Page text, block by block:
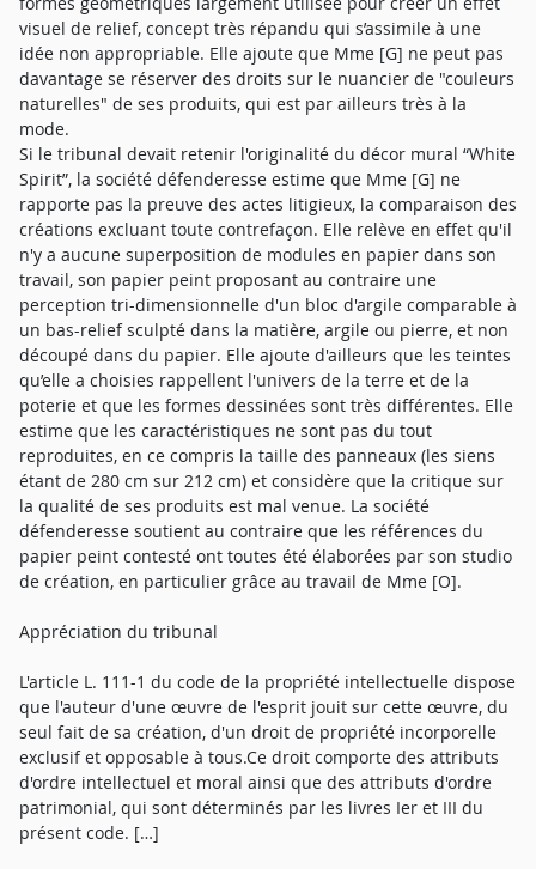
visuel de relief, concept très répandu qui s’assimile à une
idée non appropriable. Elle ajoute que Mme [G] ne peut pas
davantage se réserver des droits sur le nuancier de "couleurs
naturelles" de ses produits, qui est par ailleurs très à la
mode.
Si le tribunal devait retenir l'originalité du décor mural “White
Spirit”, la société défenderesse estime que Mme [G] ne
rapporte pas la preuve des actes litigieux, la comparaison des
créations excluant toute contrefaçon. Elle relève en effet qu'il
n'y a aucune superposition de modules en papier dans son
travail, son papier peint proposant au contraire une
perception tri-dimensionnelle d'un bloc d'argile comparable à
un bas-relief sculpté dans la matière, argile ou pierre, et non
découpé dans du papier. Elle ajoute d'ailleurs que les teintes
qu’elle a choisies rappellent l'univers de la terre et de la
poterie et que les formes dessinées sont très différentes. Elle
estime que les caractéristiques ne sont pas du tout
reproduites, en ce compris la taille des panneaux (les siens
étant de 280 cm sur 212 cm) et considère que la critique sur
la qualité de ses produits est mal venue. La société
défenderesse soutient au contraire que les références du
papier peint contesté ont toutes été élaborées par son studio
de création, en particulier grâce au travail de Mme [O].
Appréciation du tribunal
L'article L. 111-1 du code de la propriété intellectuelle dispose
que l'auteur d'une œuvre de l'esprit jouit sur cette œuvre, du
seul fait de sa création, d'un droit de propriété incorporelle
exclusif et opposable à tous.Ce droit comporte des attributs
d'ordre intellectuel et moral ainsi que des attributs d'ordre
patrimonial, qui sont déterminés par les livres Ier et III du
présent code. […]